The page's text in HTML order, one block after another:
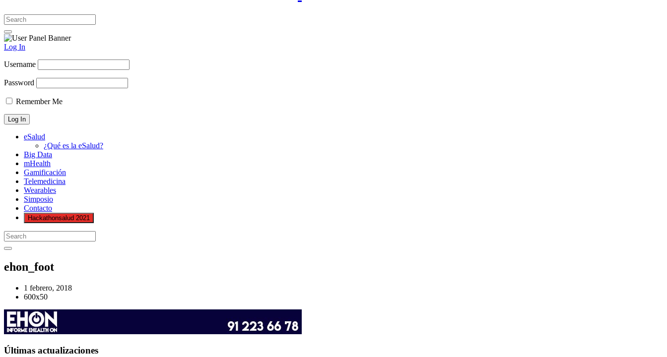
Log In
Username
Password
Remember Me
eSalud
¿Qué es la eSalud?
Big Data
mHealth
Gamificación
Telemedicina
Wearables
Simposio
Contacto
Hackathonsalud 2021
ehon_foot
1 febrero, 2018
600x50
Últimas actualizaciones